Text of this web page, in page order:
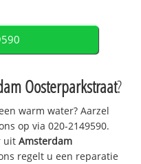
Oosterparkstraat?
warm water? Aarzel
op via 020-2149590.
uitAmsterdam
regelt u een reparatie